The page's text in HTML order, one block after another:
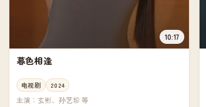
10:17
暮色相逢
电视剧 2024
主演：玄彬、孙艺珍 等